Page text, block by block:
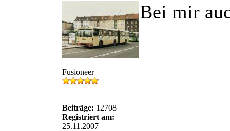
Fusioneer
Beiträge: 12708
Registriert am:
25.11.2007
Bei mir